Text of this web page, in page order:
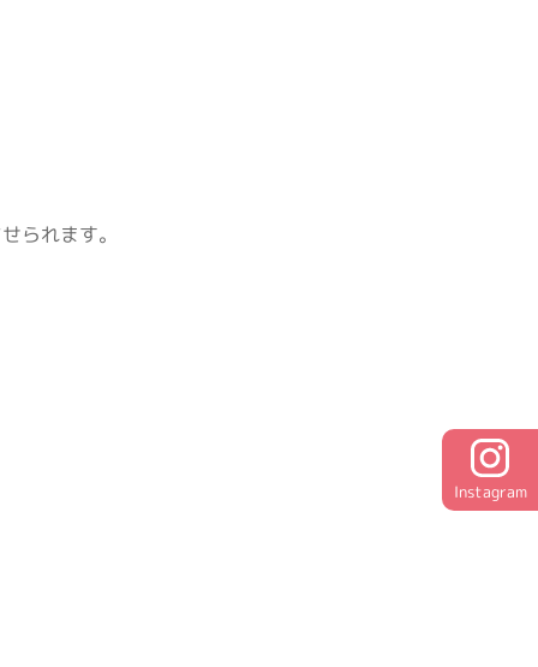
られます。
Instagram